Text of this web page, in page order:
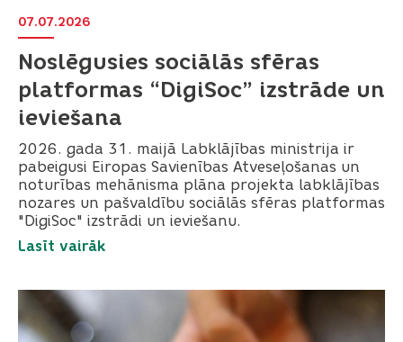
Noslēgusies sociālās sfēras
platformas “DigiSoc” izstrāde un
ieviešana
07.07.2026
2026. gada 31. maijā Labklājības ministrija ir
pabeigusi Eiropas Savienības Atveseļošanas un
noturības mehānisma plāna projekta labklājības
nozares un pašvaldību sociālās sfēras platformas
"DigiSoc" izstrādi un ieviešanu.
Lasīt vairāk